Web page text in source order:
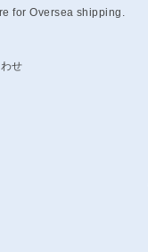
for Oversea shipping.
せ